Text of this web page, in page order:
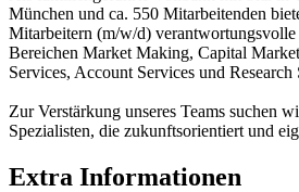
München und ca. 550 Mitarbeitenden
Mitarbeitern (m/w/d)
Bereichen Market Making, Capital
Services, Account Services und Research
Zur Verstärkung unseres Teams suchen
Spezialisten, die zukunftsorientiert und
Extra Informationen